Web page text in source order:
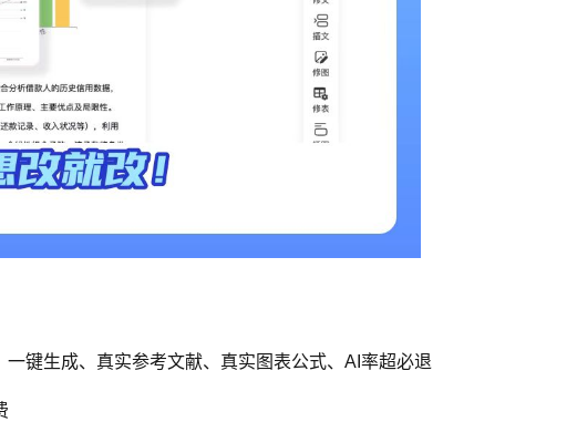
生成、真实参考文献、真实图表公式、AI率超必退